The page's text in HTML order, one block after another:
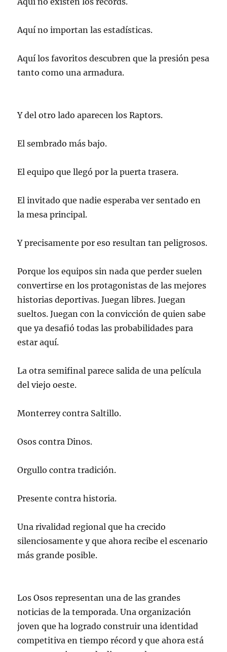
Aquí no importan las estadísticas.
Aquí los favoritos descubren que la presión pesa
tanto como una armadura.
Y del otro lado aparecen los Raptors.
El sembrado más bajo.
El equipo que llegó por la puerta trasera.
El invitado que nadie esperaba ver sentado en
la mesa principal.
Y precisamente por eso resultan tan peligrosos.
Porque los equipos sin nada que perder suelen
convertirse en los protagonistas de las mejores
historias deportivas. Juegan libres. Juegan
sueltos. Juegan con la convicción de quien sabe
que ya desafió todas las probabilidades para
estar aquí.
La otra semifinal parece salida de una película
del viejo oeste.
Monterrey contra Saltillo.
Osos contra Dinos.
Orgullo contra tradición.
Presente contra historia.
Una rivalidad regional que ha crecido
silenciosamente y que ahora recibe el escenario
más grande posible.
Los Osos representan una de las grandes
noticias de la temporada. Una organización
joven que ha logrado construir una identidad
competitiva en tiempo récord y que ahora está